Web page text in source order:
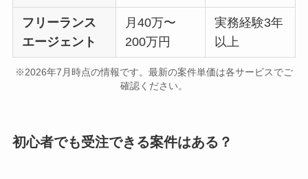
フリーランス
エージェント
月40万〜
200万円
実務経験3年
以上
※2026年7月時点の情報です。最新の案件単価は各サービスでご
確認ください。
初心者でも受注できる案件はある？